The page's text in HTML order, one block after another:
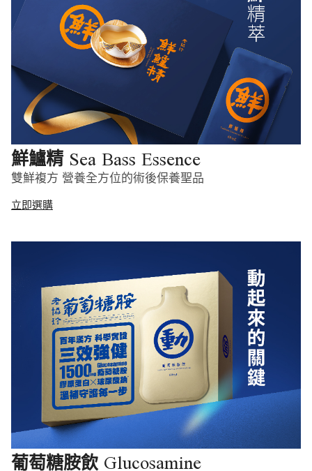
鮮鱸精 Sea Bass Essence
雙鮮複方 營養全方位的術後保養聖品
立即選購
葡萄糖胺飲